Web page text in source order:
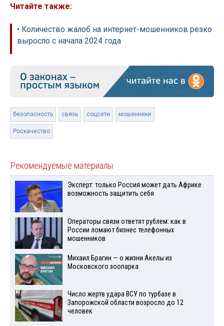
Читайте также:
• Количество жалоб на интернет-мошенников резко
выросло с начала 2024 года
безопасность связь соцсети мошенники
Роскачество
Рекомендуемые материалы
Эксперт: только Россия может дать Африке
возможность защитить себя
Операторы связи ответят рублем: как в
России ломают бизнес телефонных
мошенников
Михаил Брагин — о жизни Акелы из
Московского зоопарка
Число жертв удара ВСУ по турбазе в
Запорожской области возросло до 12
человек